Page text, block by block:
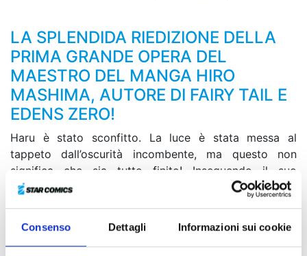
Consenso Dettagli Informazioni sui cookie
LA SPLENDIDA RIEDIZIONE DELLA
PRIMA GRANDE OPERA DEL
MAESTRO DEL MANGA HIRO
MASHIMA, AUTORE DI FAIRY TAIL E
EDENS ZERO!
Haru è stato sconfitto. La luce è stata messa al
tappeto dall’oscurità incombente, ma questo non
significa che sia tutto finito! Inseguendo il suo
desiderio di ritrovare la Silver Ray, l’arma più potente
all’interno della River Saly. Lì incontra Reina, una degli
esponenti più importanti della Demon Card nonché